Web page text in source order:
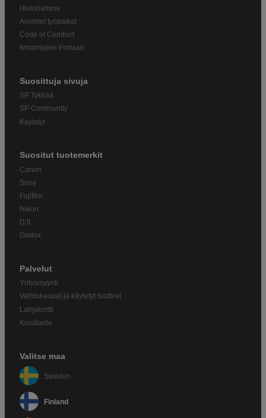
Historiamme
Avoimet työpaikat
Code of Conduct
Ilmiantajien Portaali
Suosittuja sivuja
SP Tykkää
SP Community
Käytetyt
Suositut tuotemerkit
Canon
Sony
Fujifilm
Nikon
DJI
Godox
Palvelut
Yritysmyynti
Vaihtokaupat ja käytetyt tuotteet
Lahjakortti
Kuvataide
Valitse maa
Sweden
Finland